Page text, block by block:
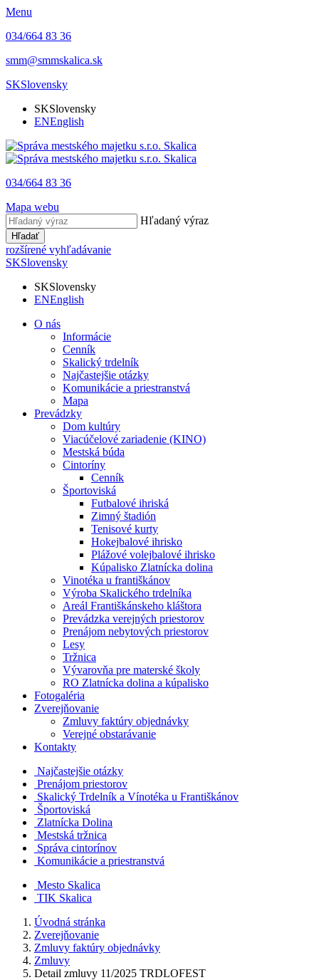
Menu
034/664 83 36
smm@smmskalica.sk
SKSlovensky
SKSlovensky
ENEnglish
034/664 83 36
Mapa webu
Hľadaný výraz
Hľadať
rozšírené vyhľadávanie
SKSlovensky
SKSlovensky
ENEnglish
O nás
Informácie
Cenník
Skalický trdelník
Najčastejšie otázky
Komunikácie a priestranstvá
Mapa
Prevádzky
Dom kultúry
Viacúčelové zariadenie (KINO)
Mestská búda
Cintoríny
Cenník
Športoviská
Futbalové ihriská
Zimný štadión
Tenisové kurty
Hokejbalové ihrisko
Plážové volejbalové ihrisko
Kúpalisko Zlatnícka dolina
Vinotéka u františkánov
Výroba Skalického trdelníka
Areál Františkánskeho kláštora
Prevádzka verejných priestorov
Prenájom nebytových priestorov
Lesy
Tržnica
Vývarovňa pre materské školy
RO Zlatnícka dolina a kúpalisko
Fotogaléria
Zverejňovanie
Zmluvy faktúry objednávky
Verejné obstarávanie
Kontakty
Najčastejšie otázky
Prenájom priestorov
Skalický Trdelník a Vínotéka u Františkánov
Športoviská
Zlatnícka Dolina
Mestská tržnica
Správa cintorínov
Komunikácie a​ priestranstvá
Mesto Skalica
TIK Skalica
Úvodná stránka
Zverejňovanie
Zmluvy faktúry objednávky
Zmluvy
Detail zmluvy 11/2025 TRDLOFEST